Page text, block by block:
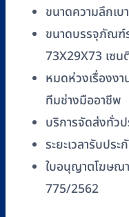
ขนาดความลึกเบ
ขนาดบรรจุภัณฑ์
73X29X73 เซน
หมดห่วงเรื่องง
ทีมช่างมืออาชีพ
บริการจัดส่งทั่วป
ระยะเวลารับปร
ใบอนุญาตโฆษณ
775/2562